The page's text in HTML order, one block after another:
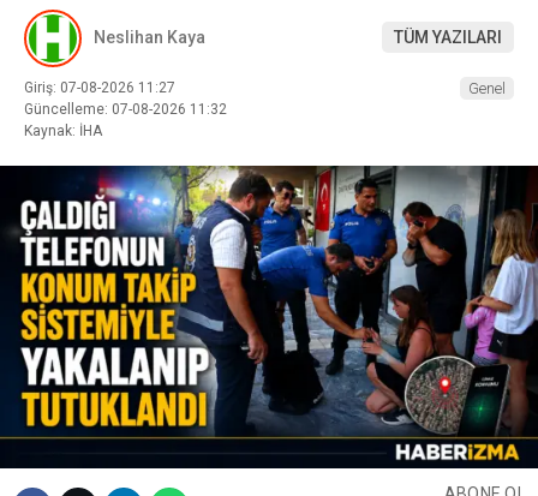
Neslihan Kaya TÜM YAZILARI
Giriş: 07-08-2026 11:27
Güncelleme: 07-08-2026 11:32
Kaynak: İHA
Genel